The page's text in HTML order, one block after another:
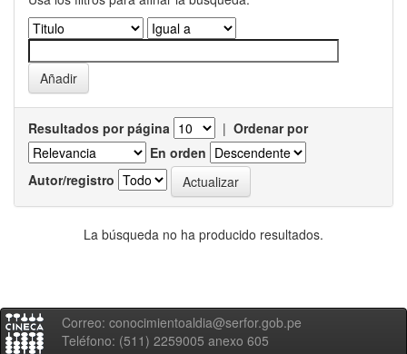
Resultados por página | Ordenar por
En orden
Autor/registro
La búsqueda no ha producido resultados.
Correo: conocimientoaldia@serfor.gob.pe
Teléfono: (511) 2259005 anexo 605